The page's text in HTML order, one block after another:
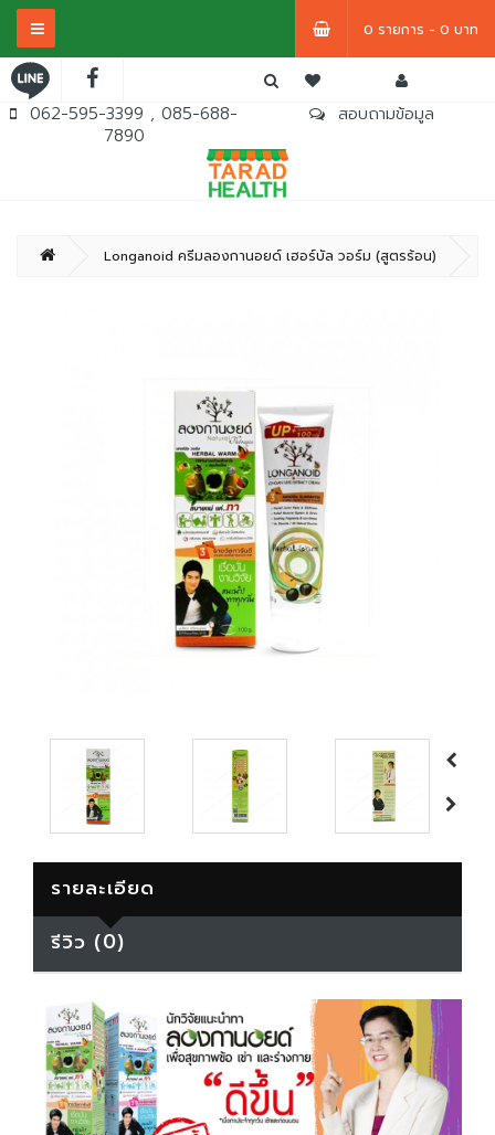
0 รายการ - 0 บาท
062-595-3399 , 085-688-
7890
สอบถามข้อมูล
Longanoid ครีมลองกานอยด์ เฮอร์บัล วอร์ม (สูตรร้อน)
รายละเอียด
รีวิว (0)